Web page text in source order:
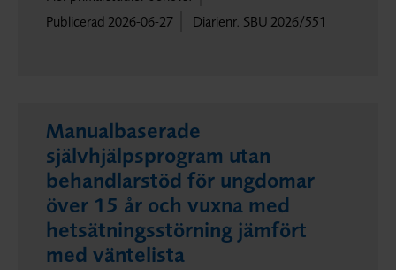
Publicerad 2026-06-27
Diarienr. SBU 2026/551
Manualbaserade
självhjälpsprogram utan
behandlarstöd för ungdomar
över 15 år och vuxna med
hetsätningsstörning jämfört
med väntelista